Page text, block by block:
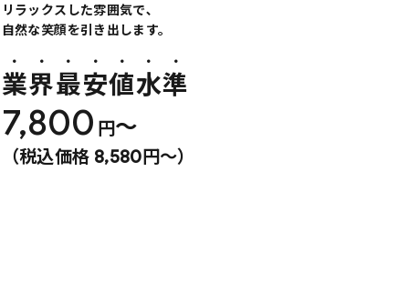
リラックスした雰囲気で､
自然な笑顔を引き出します。
業界最安値水準
7,800 円〜
（税込価格 8,580円〜）